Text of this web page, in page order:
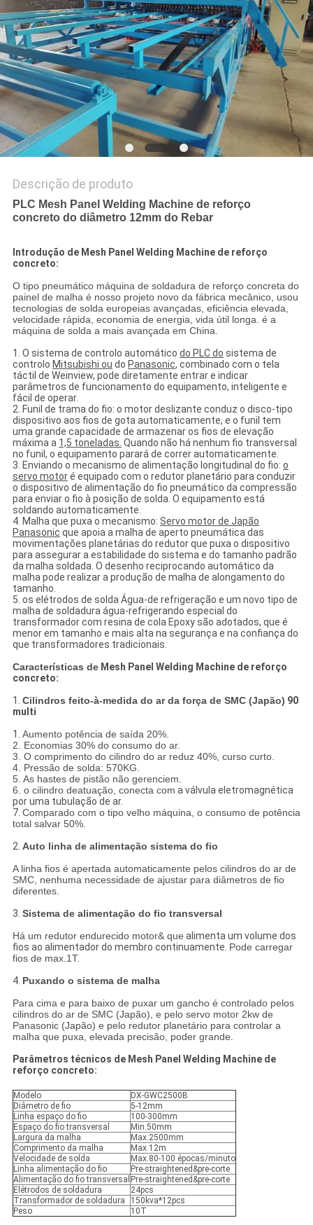
MAPA
DO
SITE
PRIVACY
POLICY
Descrição de produto
PLC Mesh Panel Welding Machine de reforço
concreto do diâmetro 12mm do Rebar
Introdução de Mesh Panel Welding Machine de reforço
concreto:
O tipo pneumático máquina de soldadura de reforço concreta do
painel de malha é nosso projeto novo da fábrica mecânico, usou
tecnologias de solda europeias avançadas, eficiência elevada,
velocidade rápida, economia de energia, vida útil longa. é a
máquina de solda a mais avançada em China.
1. O sistema de controlo automático do PLC do sistema de
controlo Mitsubishi ou do Panasonic, combinado com o tela
táctil de Weinview, pode diretamente entrar e indicar
parâmetros de funcionamento do equipamento, inteligente e
fácil de operar.
2. Funil de trama do fio: o motor deslizante conduz o disco-tipo
dispositivo aos fios de gota automaticamente, e o funil tem
uma grande capacidade de armazenar os fios de elevação
máxima a 1,5 toneladas. Quando não há nenhum fio transversal
no funil, o equipamento parará de correr automaticamente.
3. Enviando o mecanismo de alimentação longitudinal do fio: o
servo motoré equipado com o redutor planetário para conduzir
o dispositivo de alimentação do fio pneumático da compressão
para enviar o fio à posição de solda. O equipamento está
soldando automaticamente.
4. Malha que puxa o mecanismo: Servo motor de Japão
Panasonic que apoia a malha de aperto pneumática das
movimentações planetárias do redutor que puxa o dispositivo
para assegurar a estabilidade do sistema e do tamanho padrão
da malha soldada. O desenho reciprocando automático da
malha pode realizar a produção de malha de alongamento do
tamanho.
5. os elétrodos de solda Água-de refrigeração e um novo tipo de
malha de soldadura água-refrigerando especial do
transformador com resina de cola Epoxy são adotados, que é
menor em tamanho e mais alta na segurança e na confiança do
que transformadores tradicionais.
Características deMesh Panel Welding Machine de reforço
concreto:
1. Cilindros feito-à-medida do ar da força de SMC (Japão) 90
multi
1. Aumento potência de saída 20%.
2. Economias 30% do consumo do ar.
3. O comprimento do cilindro do ar reduz 40%, curso curto.
4. Pressão de solda: 570KG.
5. As hastes de pistão não gerenciem.
6. o cilindro deatuação, conecta com a válvulaeletromagnética
por uma tubulação de ar.
7. Comparado com o tipo velho máquina, o consumo de potência
total salvar 50%.
2. Auto linha de alimentação sistema do fio
A linha fios é apertada automaticamente pelos cilindros do ar de
SMC, nenhuma necessidade de ajustar para diâmetros de fio
diferentes.
3. Sistema de alimentação do fio transversal
Há um redutor endurecido motor& que alimenta um volume dos
fios ao alimentador do membro continuamente. Pode carregar
fios de max.1T.
4. Puxando o sistema de malha
Para cima e para baixo de puxar um gancho é controlado pelos
cilindros do ar de SMC (Japão), e pelo servo motor 2kw de
Panasonic (Japão) e pelo redutor planetário para controlar a
malha que puxa, elevada precisão, poder grande.
Parâmetros técnicos de Mesh Panel Welding Machine de
reforço concreto:
Modelo
DX-GWC2500B
Diâmetro de fio
5-12mm
Linha espaço do fio
100-300mm
Espaço do fio transversal
Min.50mm
Largura da malha
Max.2500mm
Comprimento da malha
Max.12m
Velocidade de solda
Max.80-100 épocas/minuto
Linha alimentação do fio
Pre-straightened&pre-corte
Alimentação do fio transversal Pre-straightened&pre-corte
Elétrodos de soldadura
24pcs
Transformador de soldadura
150kva*12pcs
Peso
10T